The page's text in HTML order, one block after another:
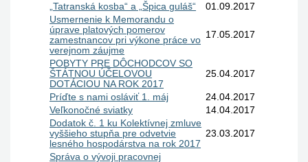
„Tatranská kosba“ a „Špica guláš“
01.09.2017
Usmernenie k Memorandu o
úprave platových pomerov
zamestnancov pri výkone práce vo
verejnom záujme
17.05.2017
POBYTY PRE DÔCHODCOV SO
ŠTÁTNOU ÚČELOVOU
DOTÁCIOU NA ROK 2017
25.04.2017
Príďte s nami osláviť 1. máj
24.04.2017
Veľkonočné sviatky
14.04.2017
Dodatok č. 1 ku Kolektívnej zmluve
vyššieho stupňa pre odvetvie
lesného hospodárstva na rok 2017
23.03.2017
Správa o vývoji pracovnej